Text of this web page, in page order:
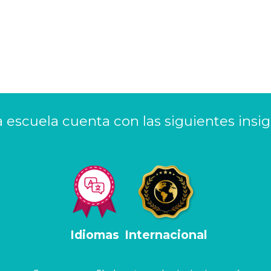
escuela cuenta con las siguientes
Idiomas Internacional